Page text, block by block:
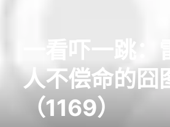
一看吓一跳：
人不偿命的囧
（1169）